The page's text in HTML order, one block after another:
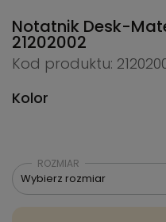
Notatnik Desk-
21202002
Kod produktu:
Kolor
ROZMIAR
Wybierz rozmiar